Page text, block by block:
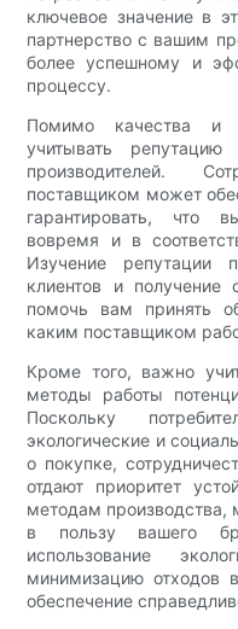
ключевое значение в
партнерство с вашим
более успешному и
процессу.
Помимо качества и
учитывать
производителей.
поставщиком может
гарантировать, что
вовремя и в
Изучение репутации
клиентов и получение
помочь вам принять
каким поставщиком
Кроме того, важно
методы работы
Поскольку
экологические и
о покупке,
отдают приоритет
методам
в пользу вашего
использование
минимизацию отходов
обеспечение